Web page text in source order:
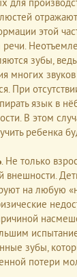
этой
зубы,
многих
При
язык в
В этом
ребенка
. Не только
внешности.
на любую
зубы,
потери